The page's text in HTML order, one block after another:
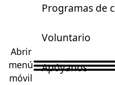
Abrir
menú
móvil
Programas de
Voluntario
Apóyanos